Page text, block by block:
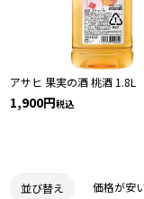
アサヒ 果実の酒 桃酒 1.8L
1,900 税込
並び替え 価格が安